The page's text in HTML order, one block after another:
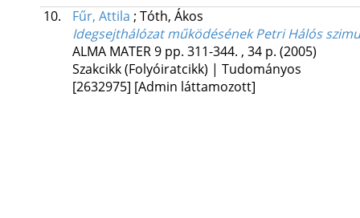
10.
Fűr, Attila ; Tóth, Ákos
Idegsejthálózat működésének Petri Hálós
ALMA MATER9 pp. 311-344. , 34 p. (2005)
Szakcikk (Folyóiratcikk) | Tudományos
[2632975] [Admin láttamozott]